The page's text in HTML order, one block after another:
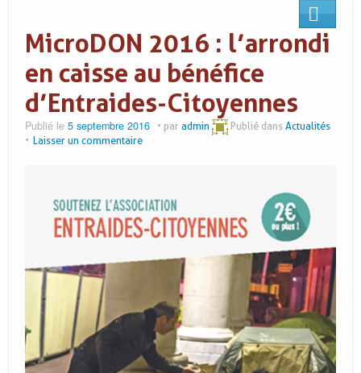
MicroDON 2016 : l’arrondi
en caisse au bénéfice
d’Entraides-Citoyennes
Publié le 5 septembre 2016 par admin Publié dansActualités
Laisser un commentaire